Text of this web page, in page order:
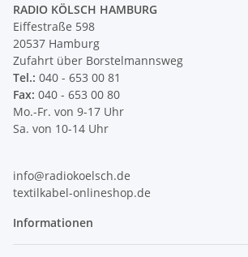
RADIO KÖLSCH HAMBURG
Eiffestraße 598
20537 Hamburg
Zufahrt über Borstelmannsweg
Tel.: 040 - 653 00 81
Fax: 040 - 653 00 80
Mo.-Fr. von 9-17 Uhr
Sa. von 10-14 Uhr
info@radiokoelsch.de
textilkabel-onlineshop.de
Informationen